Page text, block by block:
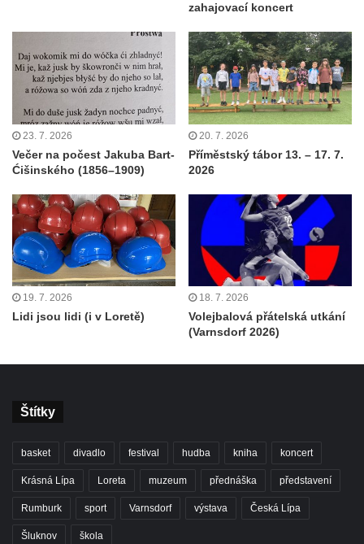
zahajovací koncert
23. 7. 2026
Večer na počest Jakuba Bart-
Ćišinského (1856–1909)
20. 7. 2026
Příměstský tábor 13. – 17. 7.
2026
19. 7. 2026
Lidi jsou lidi (i v Loretě)
18. 7. 2026
Volejbalová přátelská utkání
(Varnsdorf 2026)
Štítky
basket divadlo festival hudba kniha koncert
Krásná Lípa Loreta muzeum přednáška představení
Rumburk sport Varnsdorf výstava Česká Lípa
Šluknov škola